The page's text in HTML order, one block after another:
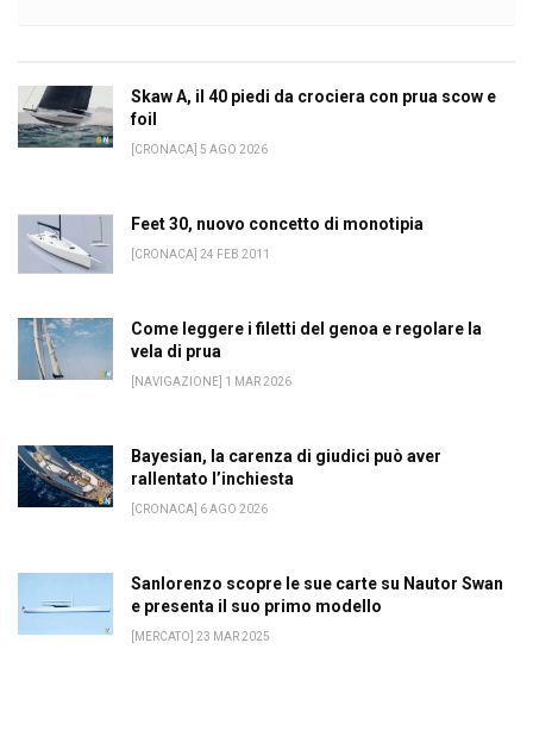
Skaw A, il 40 piedi da crociera con prua scow e
foil
[CRONACA] 5 AGO 2026
Feet 30, nuovo concetto di monotipia
[CRONACA] 24 FEB 2011
Come leggere i filetti del genoa e regolare la
vela di prua
[NAVIGAZIONE] 1 MAR 2026
Bayesian, la carenza di giudici può aver
rallentato l’inchiesta
[CRONACA] 6 AGO 2026
Sanlorenzo scopre le sue carte su Nautor Swan
e presenta il suo primo modello
[MERCATO] 23 MAR 2025